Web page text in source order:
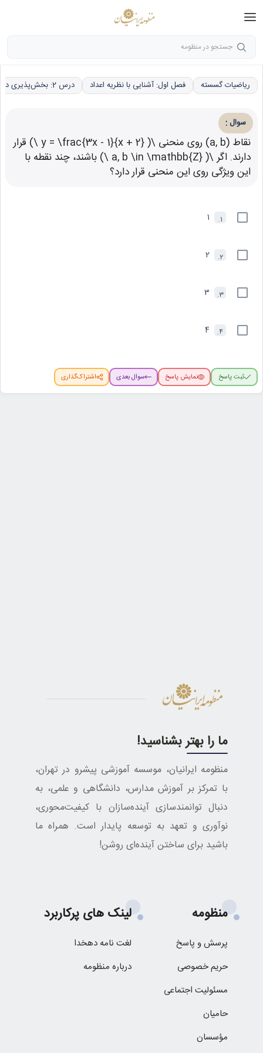
جستجو در منظومه
ریاضیات گسسته فصل اول: آشنایی با نظریه اعداد درس 2: بخش‌پذیری در اعداد صحیح
سوال :
نقاط (a, b) روی منحنی \( y = \frac{3x - 1}{x + 2} \) قرار
دارند. اگر \( a, b \in \mathbb{Z} \) باشند، چند نقطه با
این ویژگی روی این منحنی قرار دارد؟
1.
1
2.
2
3.
3
4.
4
ثبت پاسخ نمایش پاسخ سوال بعدی اشتراک‌گذاری
ما را بهتر بشناسید!
منظومه ایرانیان، موسسه آموزشی پیشرو در تهران،
با تمرکز بر آموزش مدارس، دانشگاهی و علمی، به
دنبال توانمندسازی آینده‌سازان با کیفیت‌محوری،
نوآوری و تعهد به توسعه پایدار است. همراه ما
باشید برای ساختن آینده‌ای روشن!
منظومه
پرسش و پاسخ
حریم خصوصی
مسئولیت اجتماعی
حامیان
مؤسسان
لینک های پرکاربرد
لغت نامه دهخدا
درباره منظومه